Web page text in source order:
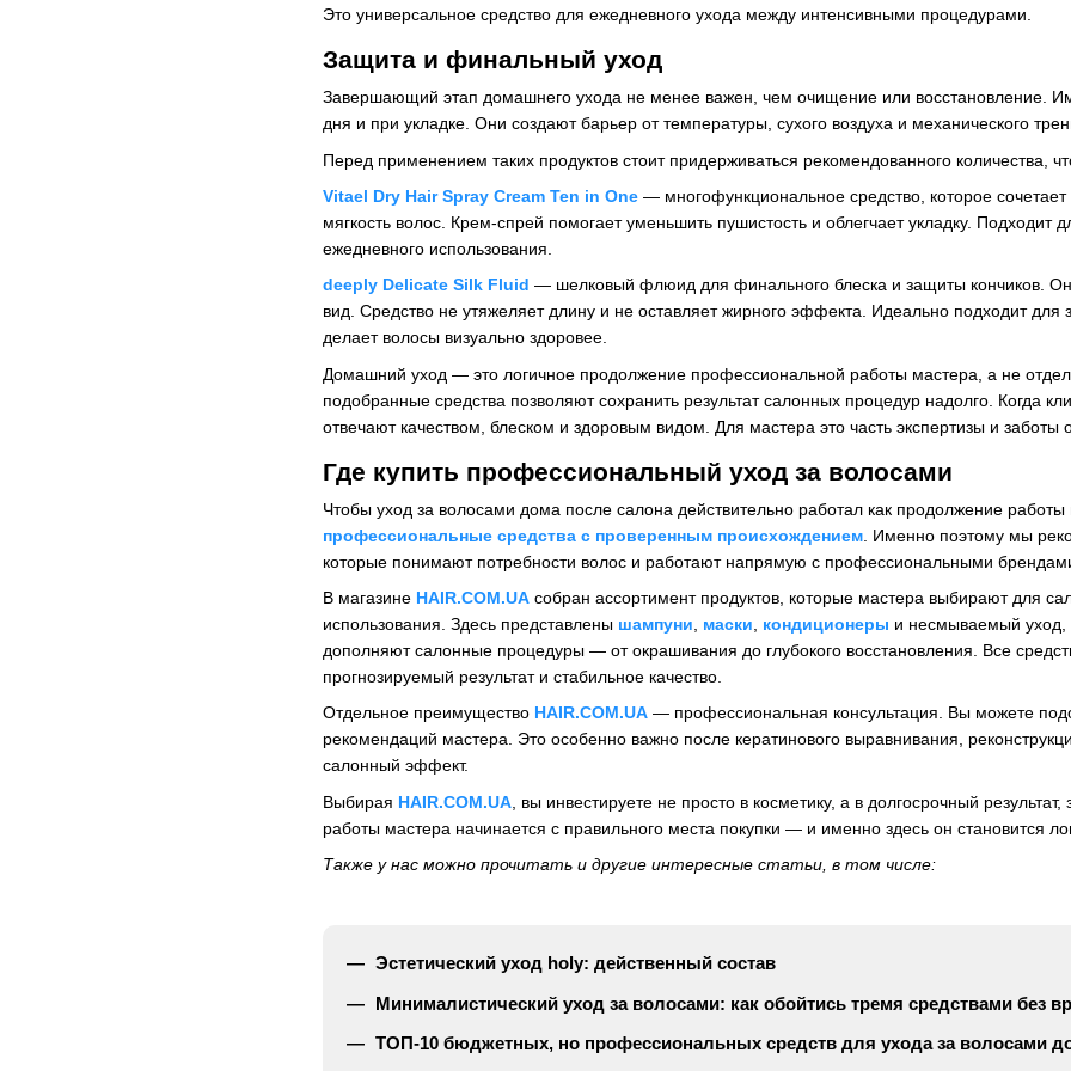
Это универсальное средство для ежедневного ухода между интенсивными процедурами.
Защита и финальный уход
Завершающий этап домашнего ухода не менее важен, чем очищение или восстановление.
дня и при укладке. Они создают барьер от температуры, сухого воздуха и механического
Перед применением таких продуктов стоит придерживаться рекомендованного количества,
Vitael Dry Hair Spray Cream Ten in One — многофункциональное средство, которое
мягкость волос. Крем-спрей помогает уменьшить пушистость и облегчает укладку.
ежедневного использования.
deeply Delicate Silk Fluid — шелковый флюид для финального блеска и защиты кончиков. Он
вид. Средство не утяжеляет длину и не оставляет жирного эффекта. Идеально подходит
делает волосы визуально здоровее.
Домашний уход — это логичное продолжение профессиональной работы мастера, а не
подобранные средства позволяют сохранить результат салонных процедур надолго. Когда
отвечают качеством, блеском и здоровым видом. Для мастера это часть экспертизы и заботы
Где купить профессиональный уход за волосами
Чтобы уход за волосами дома после салона действительно работал как продолжение
профессиональные средства с проверенным происхождением . Именно поэтому мы
которые понимают потребности волос и работают напрямую с профессиональными
В магазине HAIR.COM.UA собран ассортимент продуктов, которые мастера выбирают для
использования. Здесь представлены шампуни маски кондиционеры и несмываемый уход,
дополняют салонные процедуры — от окрашивания до глубокого восстановления. Все
прогнозируемый результат и стабильное качество.
Отдельное преимущество HAIR.COM.UA — профессиональная консультация. Вы можете
рекомендаций мастера. Это особенно важно после кератинового выравнивания,
салонный эффект.
Выбирая HAIR.COM.UA , вы инвестируете не просто в косметику, а в долгосрочный
работы мастера начинается с правильного места покупки — и именно здесь он становится
Также у нас можно прочитать и другие интересные статьи, в том числе:
Эстетический уход holy: действенный состав
Минималистический уход за волосами: как обойтись тремя средствами без
ТОП-10 бюджетных, но профессиональных средств для ухода за волосами